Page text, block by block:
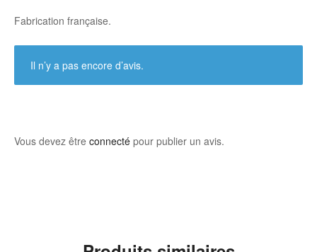
Fabrication française.
Il n’y a pas encore d’avis.
Vous devez être connecté pour publier un avis.